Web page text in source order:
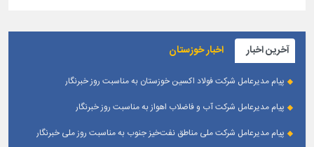
آخرین اخبار اخبار خوزستان
پیام مدیرعامل شرکت فولاد اکسین خوزستان به مناسبت روز خبرنگار
پیام مدیرعامل شرکت آب و فاضلاب اهواز به مناسبت روز خبرنگار
پیام مدیرعامل شركت ملی مناطق نفت‌خیز جنوب به مناسبت روز ملی خبرنگار